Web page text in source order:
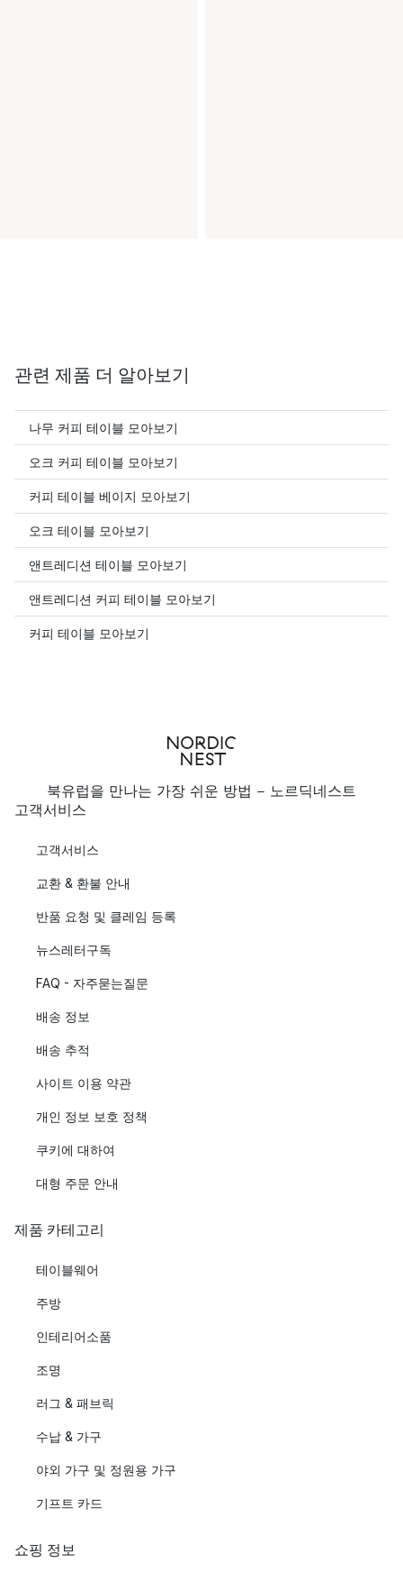
관련 제품 더 알아보기
나무 커피 테이블 모아보기
오크 커피 테이블 모아보기
커피 테이블 베이지 모아보기
오크 테이블 모아보기
앤트레디션 테이블 모아보기
앤트레디션 커피 테이블 모아보기
커피 테이블 모아보기
북유럽을 만나는 가장 쉬운 방법 - 노르딕네스트
고객서비스
고객서비스
교환 & 환불 안내
반품 요청 및 클레임 등록
뉴스레터구독
FAQ - 자주묻는질문
배송 정보
배송 추적
사이트 이용 약관
개인 정보 보호 정책
쿠키에 대하여
대형 주문 안내
제품 카테고리
테이블웨어
주방
인테리어소품
조명
러그 & 패브릭
수납 & 가구
야외 가구 및 정원용 가구
기프트 카드
쇼핑 정보